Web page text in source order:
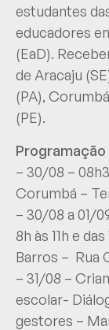
estudantes
educadores
(EaD).
de Aracaju
(PA),
(PE).
Programação
– 30/08 –
Corumbá –
– 30/08 a 01/
8h às 11h e
Barros – Rua
– 31/08 –
escolar-
gestores –